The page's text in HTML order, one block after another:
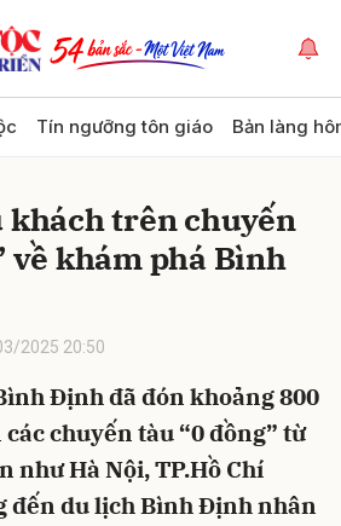
Tín ngưỡng tôn giáo Bản làng
khách trên chuyến
về khám phá Bình
2025 20:50
Định đã đón khoảng 800
chuyến tàu “0 đồng” từ
như Hà Nội, TP.Hồ Chí
đến du lịch Bình Định nhân